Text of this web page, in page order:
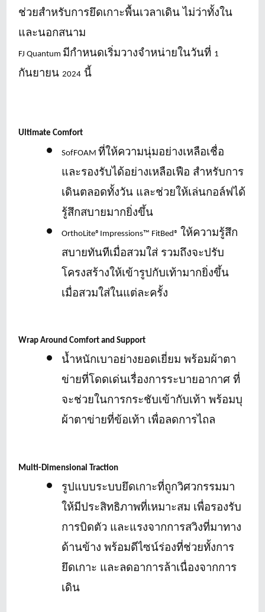
ช่วยสำหรับการยึดเกาะพื้นเวลาเดิน ไม่ว่าทั้งใน
และนอกสนาม
FJ Quantum มีกำหนดเริ่มวางจำหน่ายในวันที่ 1
กันยายน 2024 นี้
Ultimate Comfort
SofFOAMที่ให้ความนุ่มอย่างเหลือเชื่อ
และรองรับได้อย่างเหลือเฟือ สำหรับการ
เดินตลอดทั้งวัน และช่วยให้เล่นกอล์ฟได้
รู้สึกสบายมากยิ่งขึ้น
OrthoLite®Impressions™ FitBed® ให้ความรู้สึก
สบายทันทีเมื่อสวมใส่ รวมถึงจะปรับ
โครงสร้างให้เข้ารูปกับเท้ามากยิ่งขึ้น
เมื่อสวมใส่ในแต่ละครั้ง
Wrap Around Comfort and Support
น้ำหนักเบาอย่างยอดเยี่ยม พร้อมผ้าตา
ข่ายที่โดดเด่นเรื่องการระบายอากาศ ที่
จะช่วยในการกระชับเข้ากับเท้า พร้อมบุ
ผ้าตาข่ายที่ข้อเท้า เพื่อลดการไถล
Multi-Dimensional Traction
รูปแบบระบบยึดเกาะที่ถูกวิศวกรรมมา
ให้มีประสิทธิภาพที่เหมาะสม เพื่อรองรับ
การบิดตัว และแรงจากการสวิงที่มาทาง
ด้านข้าง พร้อมดีไซน์ร่องที่ช่วยทั้งการ
ยึดเกาะ และลดอาการล้าเนื่องจากการ
เดิน